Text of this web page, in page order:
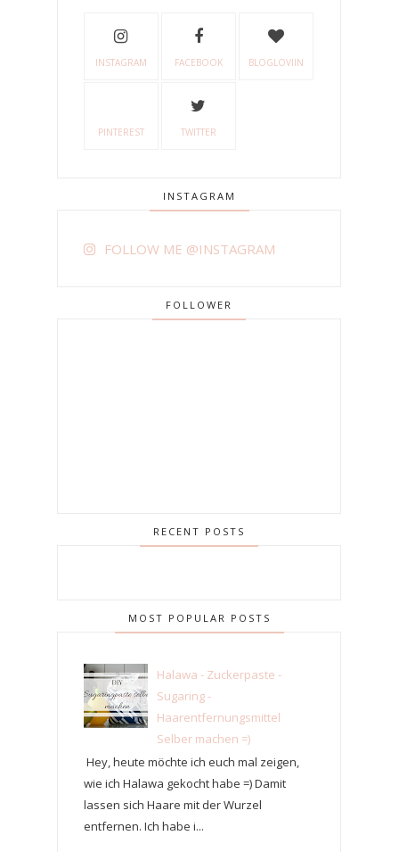
INSTAGRAM FACEBOOK BLOGLOVIIN
PINTEREST TWITTER
INSTAGRAM
FOLLOW ME @INSTAGRAM
FOLLOWER
RECENT POSTS
MOST POPULAR POSTS
Halawa - Zuckerpaste -
Sugaring -
Haarentfernungsmittel
Selber machen =)
Hey, heute möchte ich euch mal zeigen,
wie ich Halawa gekocht habe =) Damit
lassen sich Haare mit der Wurzel
entfernen. Ich habe i...